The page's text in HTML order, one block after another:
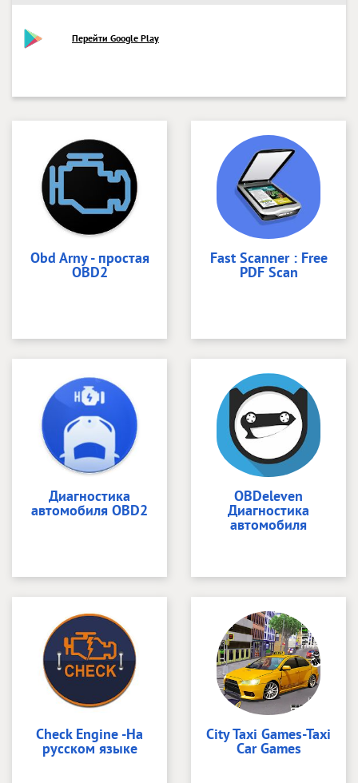
Перейти Google Play
Obd Arny - простая
OBD2
Fast Scanner : Free
PDF Scan
Диагностика
автомобиля OBD2
OBDeleven
Диагностика
автомобиля
Check Engine -На
русском языке
City Taxi Games-Taxi
Car Games